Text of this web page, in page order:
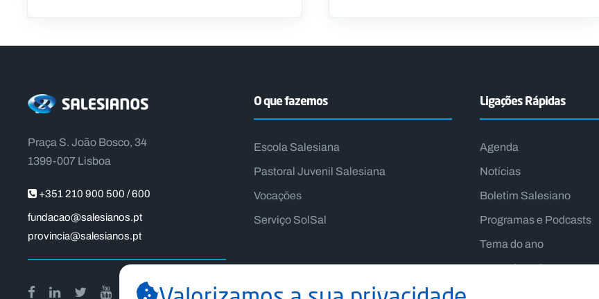
Praça S. João Bosco, 34
1399-007 Lisboa
+351 210 900 500 / 600
fundacao@salesianos.pt
provincia@salesianos.pt
O que fazemos
Escola Salesiana
Pastoral Juvenil Salesiana
Vocações
Serviço SolSal
Ligações Rápidas
Agenda
Notícias
Boletim Salesiano
Programas e Podcasts
Tema do ano
Lema do Reitor-Mor